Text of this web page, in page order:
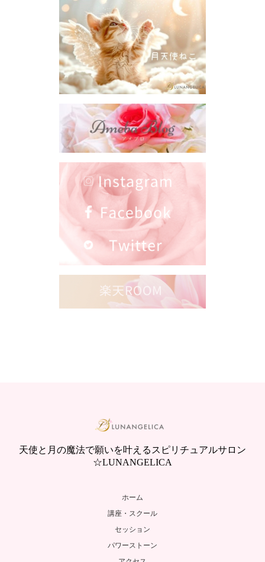
天使と月の魔法で願いを叶えるスピリチュアルサロン
☆LUNANGELICA
ホーム
講座・スクール
セッション
パワーストーン